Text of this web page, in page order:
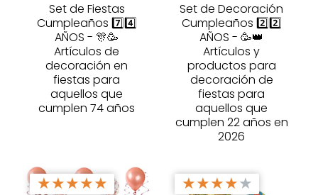
Set de Fiestas
Cumpleaños 7️⃣4️⃣
AÑOS - 🎊🥳
Artículos de
decoración en
fiestas para
aquellos que
cumplen 74 años
Set de Decoración
Cumpleaños 2️⃣2️⃣
AÑOS - 🥳👑
Artículos y
productos para
decoración de
fiestas para
aquellos que
cumplen 22 años en
2026
★★★★★ ★★★★★